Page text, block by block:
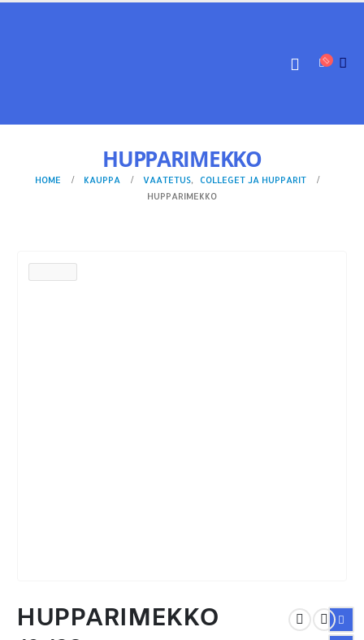
HUPPARIMEKKO
HOME KAUPPA VAATETUS,
COLLEGET JA HUPPARIT
HUPPARIMEKKO
HUPPARIMEKKO